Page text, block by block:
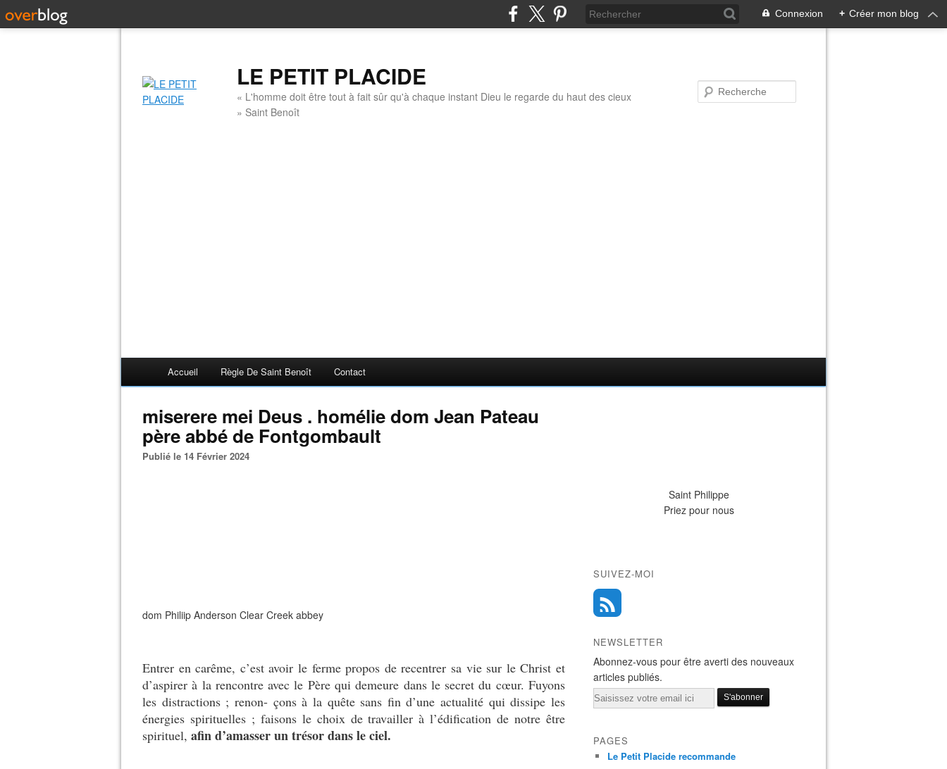
Connexion + Créer mon blog
LE PETIT PLACIDE
« L'homme doit être tout à fait sûr qu'à chaque instant Dieu le regarde du haut des cieux
» Saint Benoît
Accueil Règle De Saint Benoît Contact
miserere mei Deus . homélie dom Jean Pateau
père abbé de Fontgombault
Publié le 14 Février 2024
dom Philiip Anderson Clear Creek abbey
Entrer en carême, c’est avoir le ferme propos de recentrer sa vie sur le Christ et
d’aspirer à la rencontre avec le Père qui demeure dans le secret du cœur. Fuyons
les distractions ; renon- çons à la quête sans fin d’une actualité qui dissipe les
énergies spirituelles ; faisons le choix de travailler à l’édification de notre être
spirituel, afin d’amasser un trésor dans le ciel.
Saint Philippe
Priez pour nous
SUIVEZ-MOI
NEWSLETTER
Abonnez-vous pour être averti des nouveaux
articles publiés.
Email
PAGES
Le Petit Placide recommande